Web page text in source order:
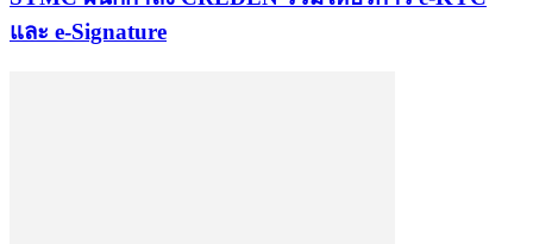
และ e-Signature